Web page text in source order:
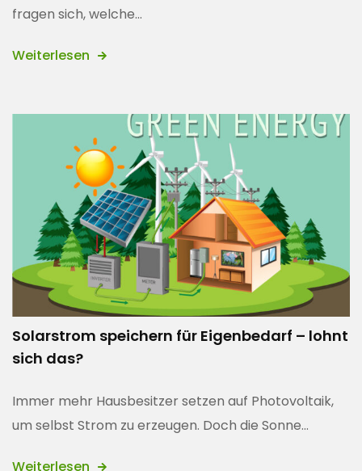
fragen sich, welche...
Weiterlesen
Solarstrom speichern für Eigenbedarf – lohnt
sich das?
Immer mehr Hausbesitzer setzen auf Photovoltaik,
um selbst Strom zu erzeugen. Doch die Sonne...
Weiterlesen